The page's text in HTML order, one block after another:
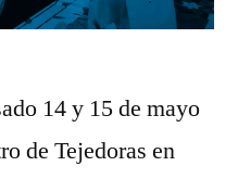
14 y 15 de mayo
de Tejedoras en